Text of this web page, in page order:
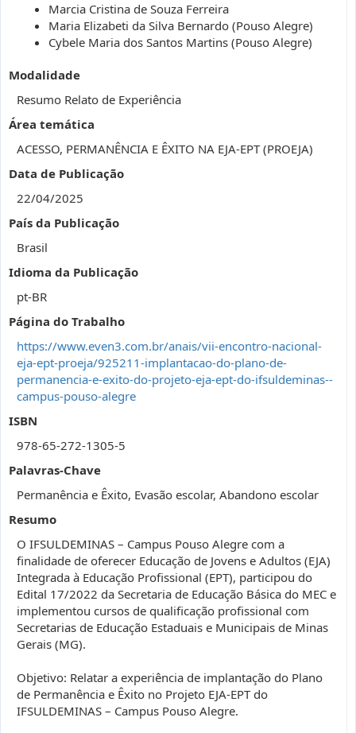
Marcia Cristina de Souza Ferreira
Maria Elizabeti da Silva Bernardo (Pouso Alegre)
Cybele Maria dos Santos Martins (Pouso Alegre)
Modalidade
Resumo Relato de Experiência
Área temática
ACESSO, PERMANÊNCIA E ÊXITO NA EJA-EPT (PROEJA)
Data de Publicação
22/04/2025
País da Publicação
Brasil
Idioma da Publicação
pt-BR
Página do Trabalho
https://www.even3.com.br/anais/vii-encontro-nacional-
eja-ept-proeja/925211-implantacao-do-plano-de-
permanencia-e-exito-do-projeto-eja-ept-do-ifsuldeminas--
campus-pouso-alegre
ISBN
978-65-272-1305-5
Palavras-Chave
Permanência e Êxito, Evasão escolar, Abandono escolar
Resumo
O IFSULDEMINAS – Campus Pouso Alegre com a
finalidade de oferecer Educação de Jovens e Adultos (EJA)
Integrada à Educação Profissional (EPT), participou do
Edital 17/2022 da Secretaria de Educação Básica do MEC e
implementou cursos de qualificação profissional com
Secretarias de Educação Estaduais e Municipais de Minas
Gerais (MG).
Objetivo: Relatar a experiência de implantação do Plano
de Permanência e Êxito no Projeto EJA-EPT do
IFSULDEMINAS – Campus Pouso Alegre.